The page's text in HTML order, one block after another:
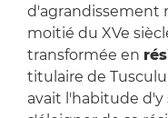
d'agrandissement
moitié du XVe
transformée en
titulaire de
avait l'habitude